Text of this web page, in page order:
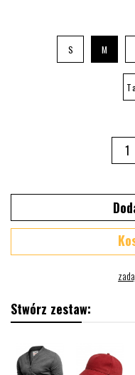
S M
Stwórz zestaw: